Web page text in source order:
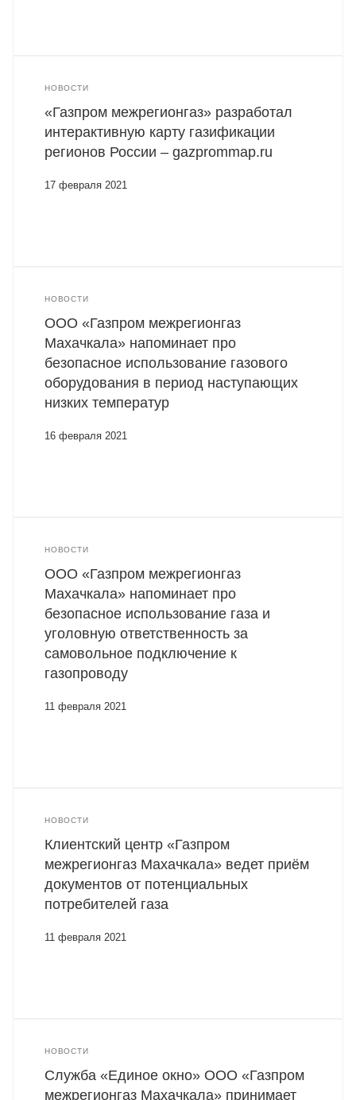
НОВОСТИ
«Газпром межрегионгаз» разработал
интерактивную карту газификации
регионов России – gazprommap.ru
17 февраля 2021
НОВОСТИ
ООО «Газпром межрегионгаз
Махачкала» напоминает про
безопасное использование газового
оборудования в период наступающих
низких температур
16 февраля 2021
НОВОСТИ
ООО «Газпром межрегионгаз
Махачкала» напоминает про
безопасное использование газа и
уголовную ответственность за
самовольное подключение к
газопроводу
11 февраля 2021
НОВОСТИ
Клиентский центр «Газпром
межрегионгаз Махачкала» ведет приём
документов от потенциальных
потребителей газа
11 февраля 2021
НОВОСТИ
Служба «Единое окно» ООО «Газпром
межрегионгаз Махачкала» принимает